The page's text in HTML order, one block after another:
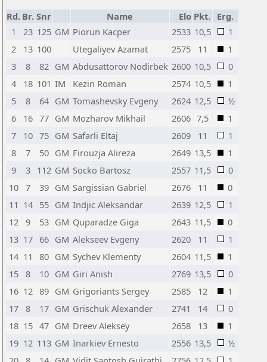
Rd. Br. Snr Name Elo Pkt. Erg.
1
23 125 GM Piorun Kacper 2533 10,5
1
2
13 100 Utegaliyev Azamat 2575 11
1
3
8 82 GM Abdusattorov Nodirbek 2600 10,5
0
4
18 101 IM Kezin Roman 2574 10,5
1
5
8 64 GM Tomashevsky Evgeny 2624 12,5
½
6
16 77 GM Mozharov Mikhail 2606 7,5
1
7
10 75 GM Safarli Eltaj 2609 11
1
8
7 50 GM Firouzja Alireza 2649 13,5
1
9
3 112 GM Socko Bartosz 2557 11,5
0
10
7 39 GM Sargissian Gabriel 2676 11
0
11 14 55 GM Indjic Aleksandar 2639 12,5
1
12
9 53 GM Quparadze Giga 2643 11,5
0
13 17 66 GM Alekseev Evgeny 2620 11
1
14 11 80 GM Sychev Klementy 2604 11,5
1
15
8 10 GM Giri Anish 2769 13,5
0
16 12 89 GM Grigoriants Sergey 2585 12
1
17
8 17 GM Grischuk Alexander 2741 14
0
18 15 47 GM Dreev Aleksey 2658 13
1
19 12 113 GM Inarkiev Ernesto 2556 13,5
½